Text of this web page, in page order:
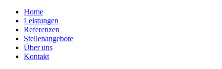
Home
Leistungen
Referenzen
Stellenangebote
Über uns
Kontakt